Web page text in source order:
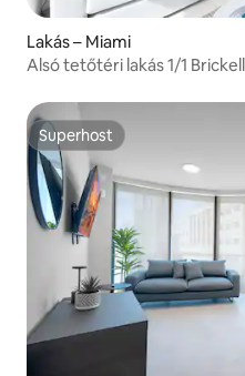
Lakás – Miami
Alsó tetőtéri lakás 1/1
Superhost
Superhost